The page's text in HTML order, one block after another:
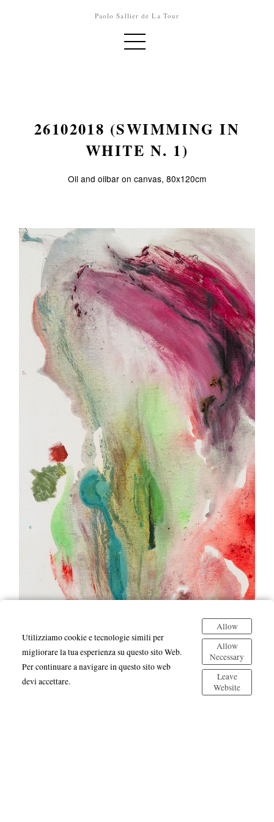
Paolo Sallier de La Tour
26102018 (SWIMMING IN
WHITE N. 1)
Oil and oilbar on canvas, 80x120cm
Utilizziamo cookie e tecnologie simili per
migliorare la tua esperienza su questo sito Web.
Per continuare a navigare in questo sito web
devi accettare.
Allow
Allow
Necessary
Leave
Website